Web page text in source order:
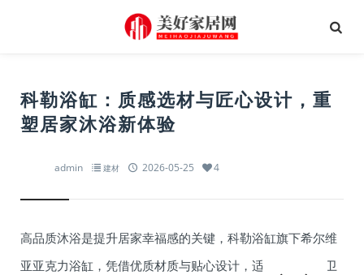
科勒浴缸：质感选材与匠心设计，重
塑居家沐浴新体验
admin 建材 2026-05-25 4
高品质沐浴是提升居家幸福感的关键，科勒浴缸旗下希尔维
亚亚克力浴缸，凭借优质材质与贴心设计，适配现代家庭卫